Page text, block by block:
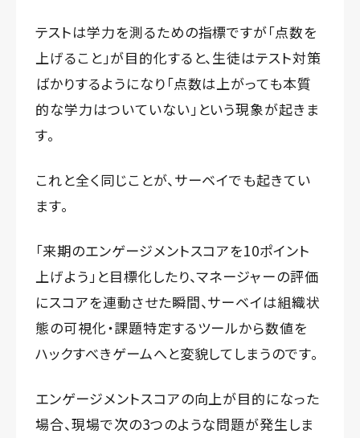
テストは学力を測るための指標ですが「点数を
上げること」が目的化すると、生徒はテスト対策
ばかりするようになり「点数は上がっても本質
的な学力はついていない」という現象が起きま
す。
これと全く同じことが、サーベイでも起きてい
ます。
「来期のエンゲージメントスコアを10ポイント
上げよう」と目標化したり、マネージャーの評価
にスコアを連動させた瞬間、サーベイは組織状
態の可視化・課題特定するツールから数値を
ハックすべきゲームへと変貌してしまうのです。
エンゲージメントスコアの向上が目的になった
場合、現場で次の3つのような問題が発生しま